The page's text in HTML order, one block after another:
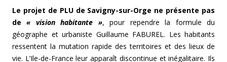
Le projet de PLU de Savigny-sur-Orge ne présente pas
de« vision habitante », pour rependre la formule du
géographe et urbaniste Guillaume FABUREL. Les habitants
ressentent la mutation rapide des territoires et des lieux de
vie. L’Ile-de-France leur apparaît discontinue et inégalitaire. Ils